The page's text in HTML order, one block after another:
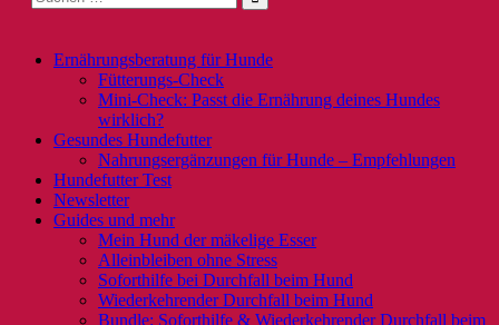
nach:
Ernährungsberatung für Hunde
Fütterungs-Check
Mini-Check: Passt die Ernährung deines Hundes
wirklich?
Gesundes Hundefutter
Nahrungsergänzungen für Hunde – Empfehlungen
Hundefutter Test
Newsletter
Guides und mehr
Mein Hund der mäkelige Esser
Alleinbleiben ohne Stress
Soforthilfe bei Durchfall beim Hund
Wiederkehrender Durchfall beim Hund
Bundle: Soforthilfe & Wiederkehrender Durchfall beim